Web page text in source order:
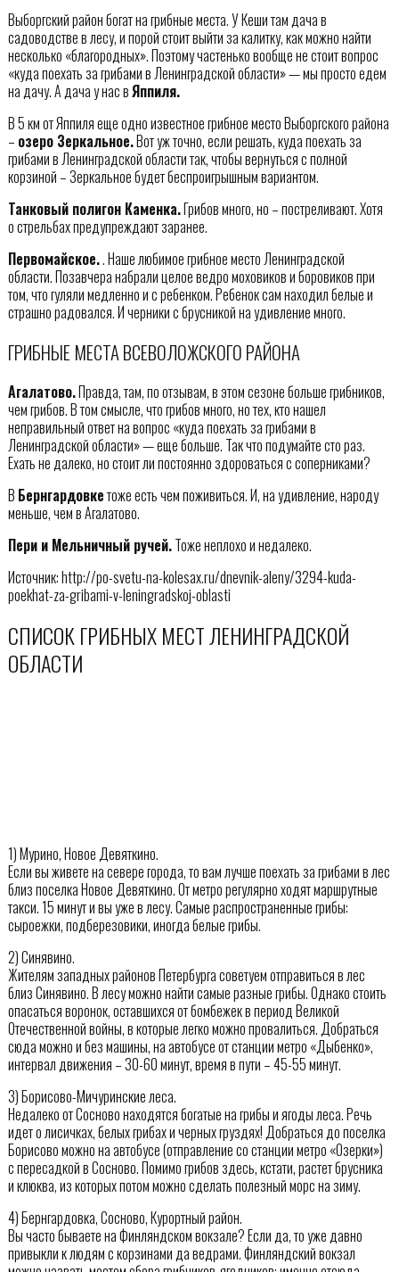
Выборгский район богат на грибные места. У Кеши там дача в
садоводстве в лесу, и порой стоит выйти за калитку, как можно найти
несколько «благородных». Поэтому частенько вообще не стоит вопрос
«куда поехать за грибами в Ленинградской области» — мы просто едем
на дачу. А дача у нас вЯппиля.
В 5 км от Яппиля еще одно известное грибное место Выборгского района
– озеро Зеркальное.Вот уж точно, если решать, куда поехать за
грибами в Ленинградской области так, чтобы вернуться с полной
корзиной – Зеркальное будет беспроигрышным вариантом.
Танковый полигон Каменка.Грибов много, но – постреливают. Хотя
о стрельбах предупреждают заранее.
Первомайское.. Наше любимое грибное место Ленинградской
области. Позавчера набрали целое ведро моховиков и боровиков при
том, что гуляли медленно и с ребенком. Ребенок сам находил белые и
страшно радовался. И черники с брусникой на удивление много.
ГРИБНЫЕ МЕСТА ВСЕВОЛОЖСКОГО РАЙОНА
Агалатово.Правда, там, по отзывам, в этом сезоне больше грибников,
чем грибов. В том смысле, что грибов много, но тех, кто нашел
неправильный ответ на вопрос «куда поехать за грибами в
Ленинградской области» — еще больше. Так что подумайте сто раз.
Ехать не далеко, но стоит ли постоянно здороваться с соперниками?
В Бернгардовкетоже есть чем поживиться. И, на удивление, народу
меньше, чем в Агалатово.
Пери и Мельничный ручей.Тоже неплохо и недалеко.
Источник: http://po-svetu-na-kolesax.ru/dnevnik-aleny/3294-kuda-
poekhat-za-gribami-v-leningradskoj-oblasti
СПИСОК ГРИБНЫХ МЕСТ ЛЕНИНГРАДСКОЙ
ОБЛАСТИ
1) Мурино, Новое Девяткино.
Если вы живете на севере города, то вам лучше поехать за грибами в лес
близ поселка Новое Девяткино. От метро регулярно ходят маршрутные
такси. 15 минут и вы уже в лесу. Самые распространенные грибы:
сыроежки, подберезовики, иногда белые грибы.
2) Синявино.
Жителям западных районов Петербурга советуем отправиться в лес
близ Синявино. В лесу можно найти самые разные грибы. Однако стоить
опасаться воронок, оставшихся от бомбежек в период Великой
Отечественной войны, в которые легко можно провалиться. Добраться
сюда можно и без машины, на автобусе от станции метро «Дыбенко»,
интервал движения – 30-60 минут, время в пути – 45-55 минут.
3) Борисово-Мичуринские леса.
Недалеко от Сосново находятся богатые на грибы и ягоды леса. Речь
идет о лисичках, белых грибах и черных груздях! Добраться до поселка
Борисово можно на автобусе (отправление со станции метро «Озерки»)
с пересадкой в Сосново. Помимо грибов здесь, кстати, растет брусника
и клюква, из которых потом можно сделать полезный морс на зиму.
4) Бернгардовка, Сосново, Курортный район.
Вы часто бываете на Финляндском вокзале? Если да, то уже давно
привыкли к людям с корзинами да ведрами. Финляндский вокзал